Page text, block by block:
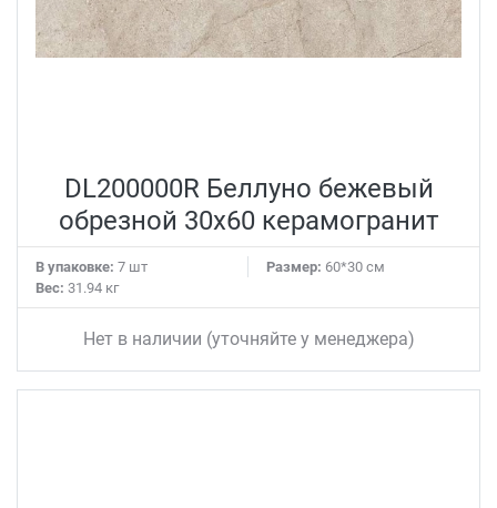
DL200000R Беллуно бежевый
обрезной 30x60 керамогранит
В упаковке: 7 шт Размер: 60*30 см
Вес: 31.94 кг
Нет в наличии (уточняйте у менеджера)